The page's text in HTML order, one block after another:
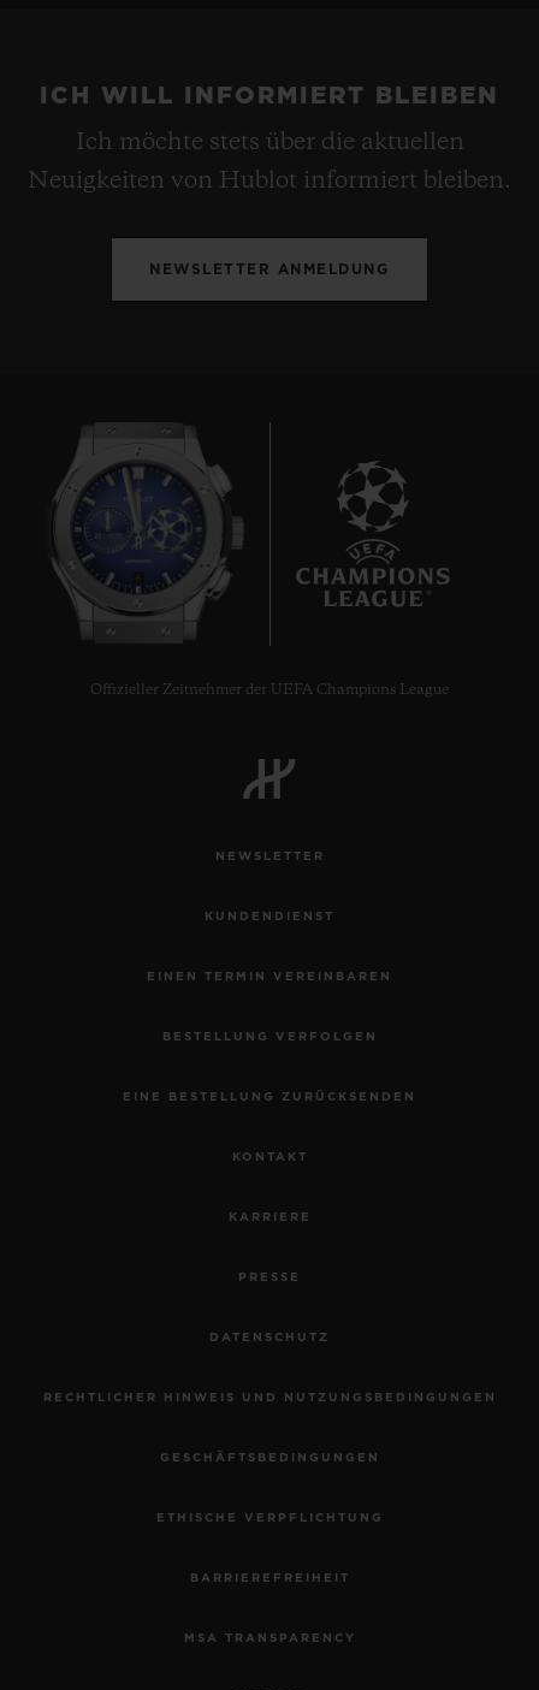
ICH WILL INFORMIERT BLEIBEN
Ich möchte stets über die aktuellen
Neuigkeiten von Hublot informiert bleiben.
NEWSLETTER ANMELDUNG
Offizieller Zeitnehmer der UEFA Champions League
NEWSLETTER
KUNDENDIENST
EINEN TERMIN VEREINBAREN
BESTELLUNG VERFOLGEN
EINE BESTELLUNG ZURÜCKSENDEN
KONTAKT
KARRIERE
PRESSE
DATENSCHUTZ
RECHTLICHER HINWEIS UND NUTZUNGSBEDINGUNGEN
GESCHÄFTSBEDINGUNGEN
ETHISCHE VERPFLICHTUNG
BARRIEREFREIHEIT
MSA TRANSPARENCY